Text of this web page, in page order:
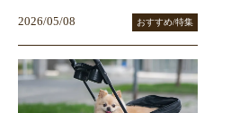
2026/05/08 おすすめ/特集